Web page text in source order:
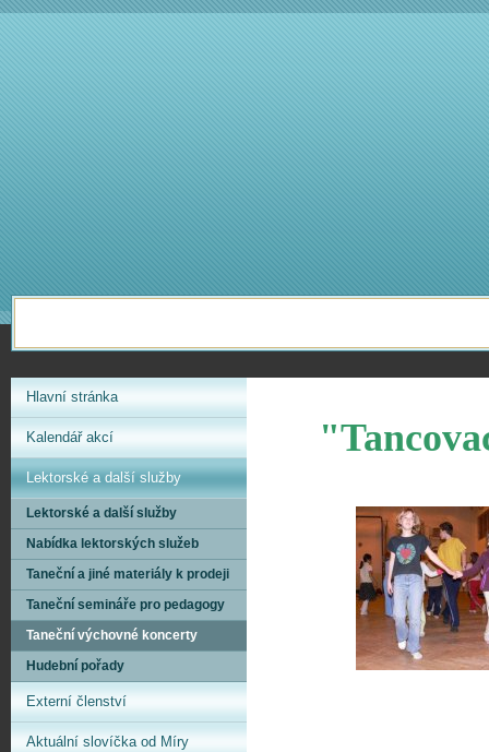
Hlavní stránka
Kalendář akcí
Lektorské a další služby
Lektorské a další služby
Nabídka lektorských služeb
Taneční a jiné materiály k prodeji
Taneční semináře pro pedagogy
Taneční výchovné koncerty
Hudební pořady
Externí členství
Aktuální slovíčka od Míry